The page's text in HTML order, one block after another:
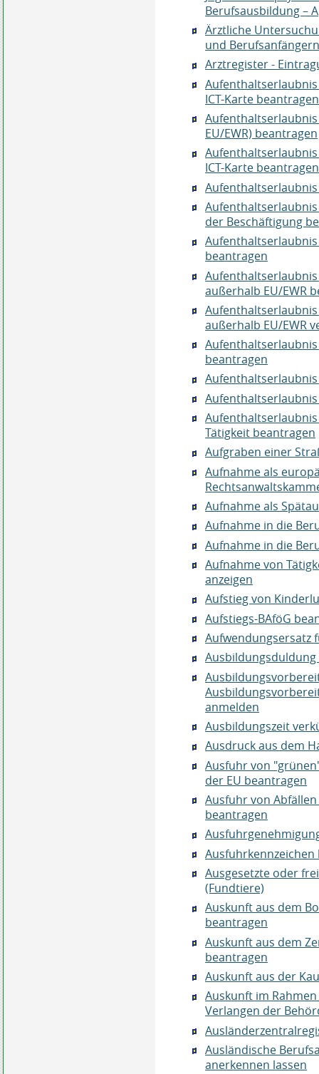
Berufsausbildung –
Ärztliche
und
Arztregister -
ICT-Karte beantragen
EU/EWR) beantragen
ICT-Karte beantragen
der Beschäftigung
beantragen
außerhalb EU/EWR
außerhalb EU/EWR
beantragen
Tätigkeit beantragen
Aufgraben einer
Aufnahme als
Aufnahme als
Aufnahme in die
Aufnahme in die
Aufnahme von
anzeigen
Aufstieg von
Aufstiegs-BAföG
Aufwendungsersatz
anmelden
Ausbildungszeit
Ausdruck aus dem
Ausfuhr von
der EU beantragen
Ausfuhr von
beantragen
Ausgesetzte oder
(Fundtiere)
Auskunft aus dem
beantragen
Auskunft aus dem
beantragen
Auskunft aus der
Auskunft im
Verlangen der
Ausländische
anerkennen lassen